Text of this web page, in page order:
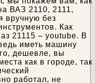
ВАЗ 2110, 2111,
вручную без
Как
21115 – youtube. В
иметь машину
дешевле, вы
как в городе, так
работал, не